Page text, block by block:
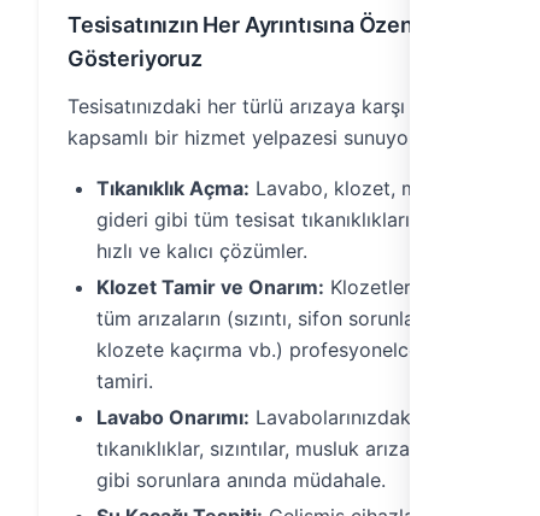
Tesisatınızın Her Ayrıntısına Özen
Gösteriyoruz
Tesisatınızdaki her türlü arızaya karşı
kapsamlı bir hizmet yelpazesi sunuyoruz:
Tıkanıklık Açma: Lavabo, klozet, mutfak
gideri gibi tüm tesisat tıkanıklıklarında
hızlı ve kalıcı çözümler.
Klozet Tamir ve Onarım: Klozetlerdeki
tüm arızaların (sızıntı, sifon sorunları,
klozete kaçırma vb.) profesyonelce
tamiri.
Lavabo Onarımı: Lavabolarınızdaki
tıkanıklıklar, sızıntılar, musluk arızaları
gibi sorunlara anında müdahale.